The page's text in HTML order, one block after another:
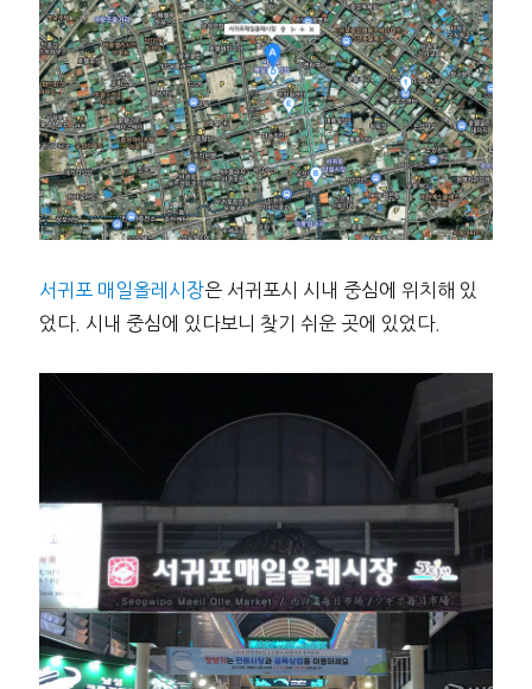
서귀포 매일올레시장은 서귀포시 시내 중심에 위치해 있
었다. 시내 중심에 있다보니 찾기 쉬운 곳에 있었다.